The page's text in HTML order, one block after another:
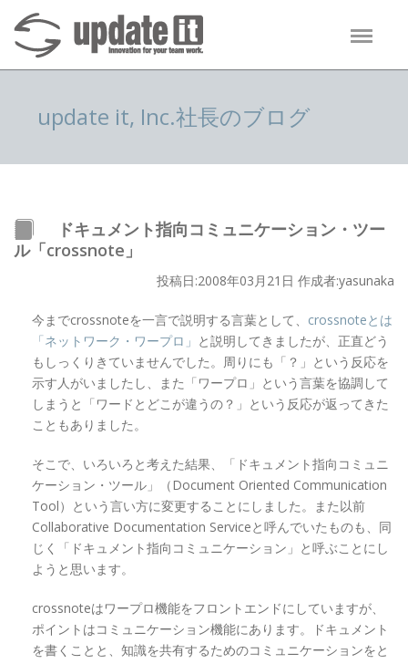
update it, Inc.社長のブログ
ドキュメント指向コミュニケーション・ツー
ル「crossnote」
投稿日:2008年03月21日 作成者:yasunaka
今までcrossnoteを一言で説明する言葉として、 crossnoteとは
「ネットワーク・ワープロ」 と説明してきましたが、正直どう
もしっくりきていませんでした。周りにも「？」という反応を
示す人がいましたし、また「ワープロ」という言葉を協調して
しまうと「ワードとどこが違うの？」という反応が返ってきた
こともありました。
そこで、いろいろと考えた結果、「ドキュメント指向コミュニ
ケーション・ツール」（Document Oriented Communication
Tool）という言い方に変更することにしました。また以前
Collaborative Documentation Serviceと呼んでいたものも、同
じく「ドキュメント指向コミュニケーション」と呼ぶことにし
ようと思います。
crossnoteはワープロ機能をフロントエンドにしていますが、
ポイントはコミュニケーション機能にあります。ドキュメント
を書くことと、知識を共有するためのコミュニケーションをと